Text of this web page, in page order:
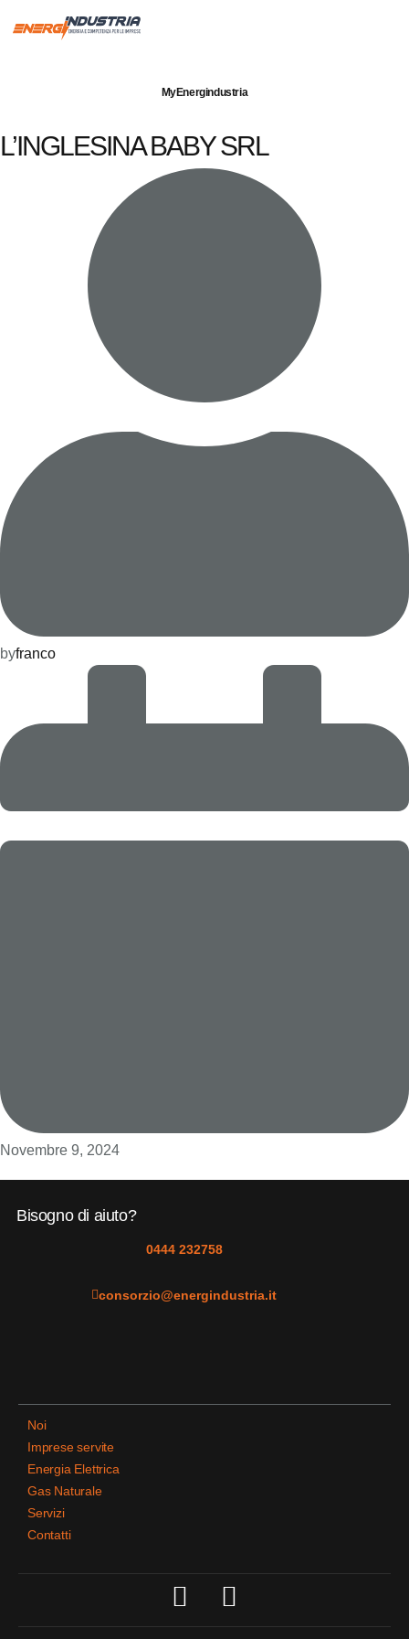
MyEnergindustria
L’INGLESINA BABY SRL
byfranco
Novembre 9, 2024
Bisogno di aiuto?
0444 232758
consorzio@energindustria.it
Noi
Imprese servite
Energia Elettrica
Gas Naturale
Servizi
Contatti